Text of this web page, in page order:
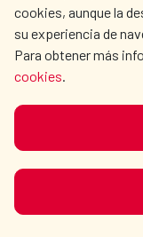
176.000
agua en
El programa
cookies, aunque la
su experiencia de
Para obtener más
cookies.